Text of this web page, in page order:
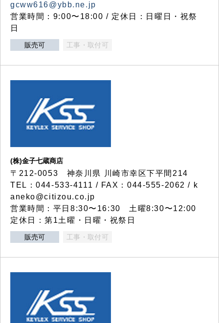
gcww616@ybb.ne.jp
営業時間：9:00〜18:00 / 定休日：日曜日・祝祭
日
販売可 工事・取付可
(株)金子七蔵商店
〒212-0053 神奈川県 川崎市幸区下平間214
TEL：044-533-4111 / FAX：044-555-2062 / k
aneko@citizou.co.jp
営業時間：平日8:30〜16:30 土曜8:30〜12:00
定休日：第1土曜・日曜・祝祭日
販売可 工事・取付可